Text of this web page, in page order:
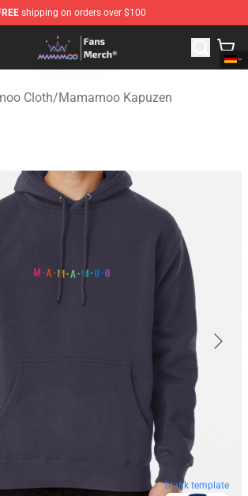
shipping on orders over $100
- Official Mamamoo Merchandise Shop
Cloth/Mamamoo Kapuzen
blank template